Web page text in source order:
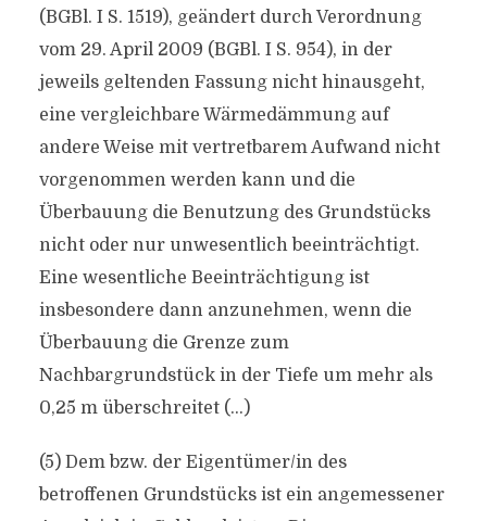
(BGBl. I S. 1519), geändert durch Verordnung
vom 29. April 2009 (BGBl. I S. 954), in der
jeweils geltenden Fassung nicht hinausgeht,
eine vergleichbare Wärmedämmung auf
andere Weise mit vertretbarem Aufwand nicht
vorgenommen werden kann und die
Überbauung die Benutzung des Grundstücks
nicht oder nur unwesentlich beeinträchtigt.
Eine wesentliche Beeinträchtigung ist
insbesondere dann anzunehmen, wenn die
Überbauung die Grenze zum
Nachbargrundstück in der Tiefe um mehr als
0,25 m überschreitet (…)
(5) Dem bzw. der Eigentümer/in des
betroffenen Grundstücks ist ein angemessener